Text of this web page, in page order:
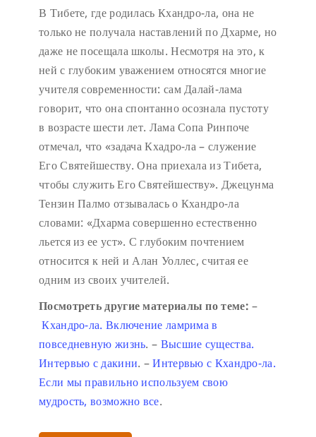
В Тибете, где родилась Кхандро-ла, она не
только не получала наставлений по Дхарме, но
даже не посещала школы. Несмотря на это, к
ней с глубоким уважением относятся многие
учителя современности: сам Далай-лама
говорит, что она спонтанно осознала пустоту
в возрасте шести лет. Лама Сопа Ринпоче
отмечал, что «задача Кхадро-ла – служение
Его Святейшеству. Она приехала из Тибета,
чтобы служить Его Святейшеству». Джецунма
Тензин Палмо отзывалась о Кхандро-ла
словами: «Дхарма совершенно естественно
льется из ее уст». С глубоким почтением
относится к ней и Алан Уоллес, считая ее
одним из своих учителей.
Посмотреть другие материалы по теме: –
Кхандро-ла. Включение ламрима в
повседневную жизнь. – Высшие существа.
Интервью с дакини. –Интервью с Кхандро-ла.
Если мы правильно используем свою
мудрость, возможно все.